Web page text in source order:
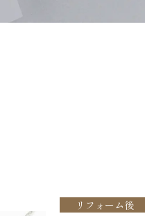
リフォーム後